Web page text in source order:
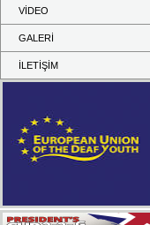
VİDEO
GALERİ
İLETİŞİM